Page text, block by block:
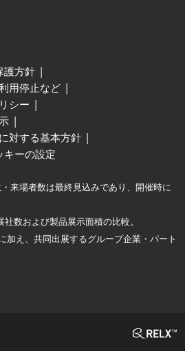
護方針
用停止など
シー
対する基本方針
キーの設定
来場者数は最終見込みであり、開催時に
数および製品展示面積の比較。
加え、共同出展するグループ企業・パート